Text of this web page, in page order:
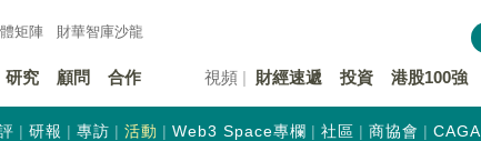
矩陣 財華智庫沙龍
研究 顧問 合作 視頻 財經速遞 投資 港股100強
研報 專訪 活動 Web3 Space專欄 社區 商協會 CAGA